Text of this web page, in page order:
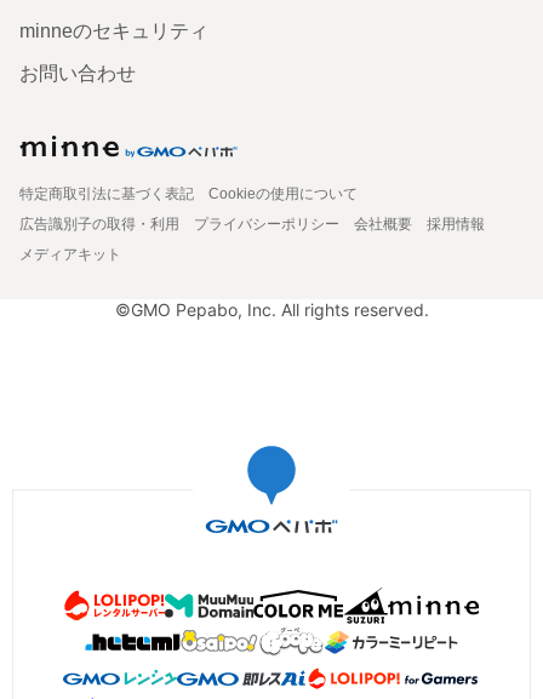
minneのセキュリティ
お問い合わせ
特定商取引法に基づく表記
Cookieの使用について
広告識別子の取得・利用
プライバシーポリシー 会社概要
採用情報
メディアキット
©GMO Pepabo, Inc. All rights reserved.